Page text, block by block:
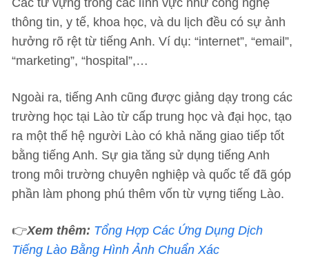
Các từ vựng trong các lĩnh vực như công nghệ
thông tin, y tế, khoa học, và du lịch đều có sự ảnh
hưởng rõ rệt từ tiếng Anh. Ví dụ: “internet”, “email”,
“marketing”, “hospital”,…
Ngoài ra, tiếng Anh cũng được giảng dạy trong các
trường học tại Lào từ cấp trung học và đại học, tạo
ra một thế hệ người Lào có khả năng giao tiếp tốt
bằng tiếng Anh. Sự gia tăng sử dụng tiếng Anh
trong môi trường chuyên nghiệp và quốc tế đã góp
phần làm phong phú thêm vốn từ vựng tiếng Lào.
👉Xem thêm: Tổng Hợp Các Ứng Dụng Dịch
Tiếng Lào Bằng Hình Ảnh Chuẩn Xác